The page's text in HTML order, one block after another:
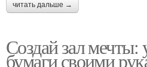
читать дальше →
Создай зал
бумаги своими